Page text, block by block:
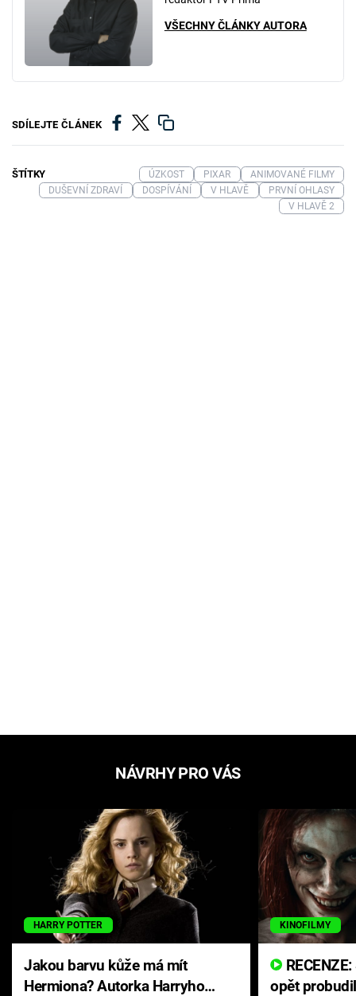
VŠECHNY ČLÁNKY AUTORA
SDÍLEJTE ČLÁNEK
ŠTÍTKY ÚZKOST PIXAR
ANIMOVANÉ FILMY
DUŠEVNÍ ZDRAVÍ
DOSPÍVÁNÍ V HLAVĚ
PRVNÍ OHLASY
V HLAVĚ 2
NÁVRHY PRO VÁS
HARRY POTTER
Jakou barvu kůže má mít
Hermiona? Autorka Harryho
KINOFILMY
opět